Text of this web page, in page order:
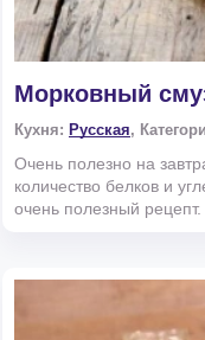
Морковный
Кухня: Русская,
Очень полезно на
количество белков и
очень полезный